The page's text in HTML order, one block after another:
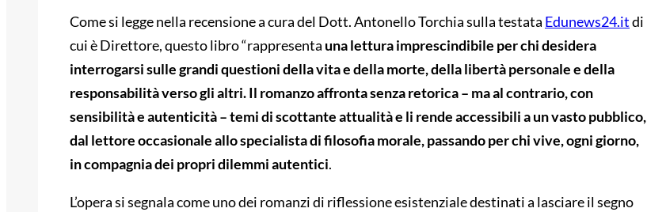
Come si legge nella recensione a cura del Dott. Antonello Torchia sulla testata Edunews24.itdi
cui è Direttore, questo libro “rappresenta una lettura imprescindibile per chi desidera
interrogarsi sulle grandi questioni della vita e della morte, della libertà personale e della
responsabilità verso gli altri. Il romanzo affronta senza retorica – ma al contrario, con
sensibilità e autenticità – temi di scottante attualità e li rende accessibili a un vasto pubblico,
dal lettore occasionale allo specialista di filosofia morale, passando per chi vive, ogni giorno,
in compagnia dei propri dilemmi autentici.
L’opera si segnala come uno dei romanzi di riflessione esistenziale destinati a lasciare il segno